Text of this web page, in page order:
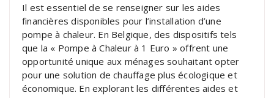
Il est essentiel de se renseigner sur les aides
financières disponibles pour l’installation d’une
pompe à chaleur. En Belgique, des dispositifs tels
que la « Pompe à Chaleur à 1 Euro » offrent une
opportunité unique aux ménages souhaitant opter
pour une solution de chauffage plus écologique et
économique. En explorant les différentes aides et